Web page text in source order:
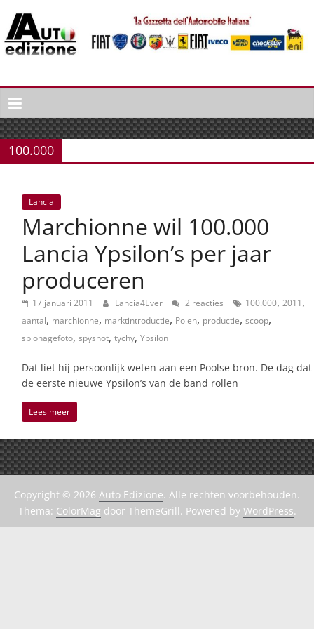
naar
inhoud
Auto
Edizione
La
Gazetta
dell'Automobile
Italiaans
autonieuws
lifestyle
100.000
Lancia
Marchionne wil 100.000
Lancia Ypsilon’s per jaar
produceren
17 januari 2011 Lancia4Ever 2 reacties 100.000, 2011,
aantal, marchionne, marktintroductie, Polen, productie, scoop,
spionagefoto, spyshot, tychy, Ypsilon
Dat liet hij persoonlijk weten aan een Poolse bron. De dag dat
de eerste nieuwe Ypsilon’s van de band rollen
Lees meer
Copyright © 2026 Auto Edizione. Alle rechten voorbehouden.
Thema: ColorMag door ThemeGrill. Powered by WordPress.